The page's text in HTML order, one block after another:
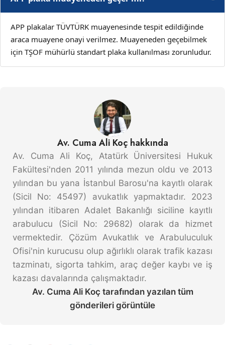
APP plakalar TÜVTÜRK muayenesinde tespit edildiğinde
araca muayene onayi verilmez. Muayeneden geçebilmek
için TŞOF mühürlü standart plaka kullanılması zorunludur.
Av. Cuma Ali Koç hakkında
Av. Cuma Ali Koç, Atatürk Üniversitesi Hukuk
Fakültesi'nden 2011 yılında mezun oldu ve 2013
yılından bu yana İstanbul Barosu'na kayıtlı olarak
(Sicil No: 45497) avukatlık yapmaktadır. 2023
yılından itibaren Adalet Bakanlığı siciline kayıtlı
arabulucu (Sicil No: 29682) olarak da hizmet
vermektedir. Çözüm Avukatlık ve Arabuluculuk
Ofisi'nin kurucusu olup ağırlıklı olarak trafik kazası
tazminatı, sigorta tahkim, araç değer kaybı ve iş
kazası davalarında çalışmaktadır.
Av. Cuma Ali Koç tarafından yazılan tüm
gönderileri görüntüle